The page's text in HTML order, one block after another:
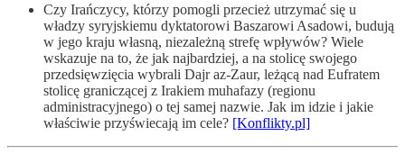
Czy Irańczycy, którzy pomogli przecież utrzymać się u
władzy syryjskiemu dyktatorowi Baszarowi Asadowi, budują
w jego kraju własną, niezależną strefę wpływów? Wiele
wskazuje na to, że jak najbardziej, a na stolicę swojego
przedsięwzięcia wybrali Dajr az-Zaur, leżącą nad Eufratem
stolicę graniczącej z Irakiem muhafazy (regionu
administracyjnego) o tej samej nazwie. Jak im idzie i jakie
właściwie przyświecają im cele? [Konflikty.pl]